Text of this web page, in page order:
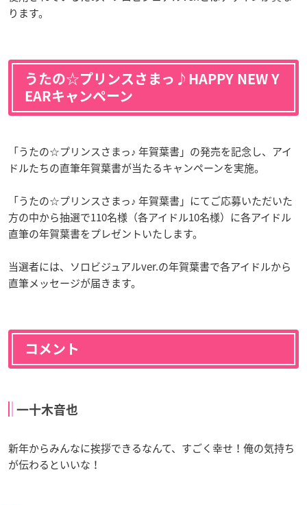
ります。
うたの☆プリンスさまっ♪HAPPY NEW Y
EARキャンペーン
「うたの☆プリンスさまっ♪ 年賀葉書」の発売を記念し、アイ
ドルたちの直筆年賀葉書が当たるキャンペーンを実施。
「うたの☆プリンスさまっ♪ 年賀葉書」にてご応募いただいた
方の中から抽選で110名様（各アイドル10名様）に各アイドル
直筆の年賀葉書をプレゼントいたします。
当選者には、ソロビジュアルver.の年賀葉書で各アイドルから
直筆メッセージが届きます。
コメント
一十木音也
新年からみんなに挨拶できるなんて、すごく幸せ！俺の気持ち
が伝わるといいな！